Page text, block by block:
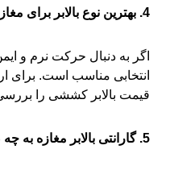
4. بهترین نوع بالابر برای مغازه کدام است؟
اگر به دنبال حرکت نرم و
انتخابی مناسب است. برای
قیمت بالابر کششی را
5. گارانتی بالابر مغازه به چه صورت است؟